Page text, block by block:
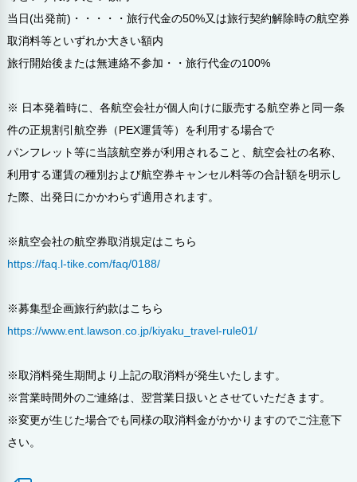
当日(出発前)・・・・・旅行代金の50%又は旅行契約解除時の航空券
取消料等といずれか大きい額内
旅行開始後または無連絡不参加・・旅行代金の100%
※ 日本発着時に、各航空会社が個人向けに販売する航空券と同一条
件の正規割引航空券（PEX運賃等）を利用する場合で
パンフレット等に当該航空券が利用されること、航空会社の名称、
利用する運賃の種別および航空券キャンセル料等の合計額を明示し
た際、出発日にかかわらず適用されます。
※航空会社の航空券取消規定はこちら
https://faq.l-tike.com/faq/0188/
※募集型企画旅行約款はこちら
https://www.ent.lawson.co.jp/kiyaku_travel-rule01/
※取消料発生期間より上記の取消料が発生いたします。
※営業時間外のご連絡は、翌営業日扱いとさせていただきます。
※変更が生じた場合でも同様の取消料金がかかりますのでご注意下
さい。